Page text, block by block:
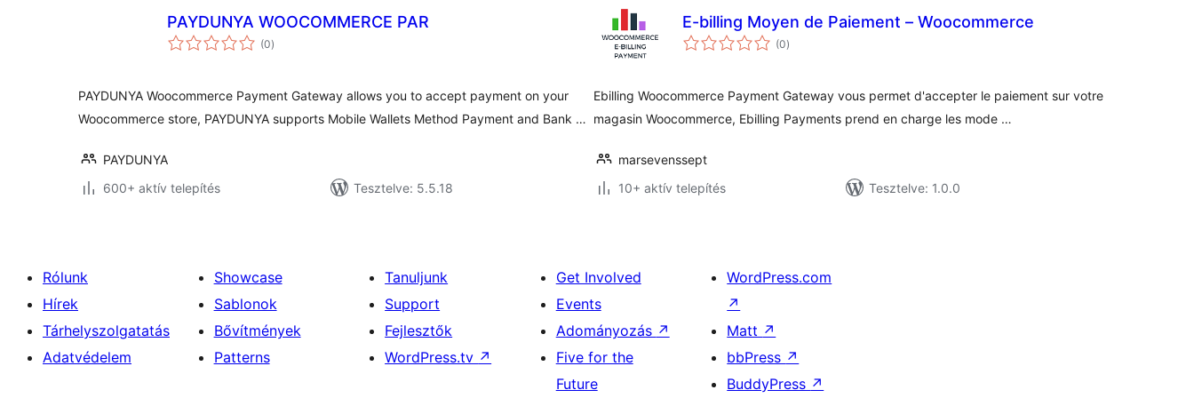
PAYDUNYA WOOCOMMERCE PAR
(0értékelés
összesen
)
PAYDUNYA Woocommerce Payment Gateway allows you to accept payment on your
Woocommerce store, PAYDUNYA supports Mobile Wallets Method Payment and Bank …
PAYDUNYA
600+ aktív telepítés
Tesztelve: 5.5.18
E-billing Moyen de Paiement – Woocommerce
(0értékelés
összesen
)
Ebilling Woocommerce Payment Gateway vous permet d'accepter le paiement sur votre
magasin Woocommerce, Ebilling Payments prend en charge les mode …
marsevenssept
10+ aktív telepítés
Tesztelve: 1.0.0
Rólunk
Hírek
Tárhelyszolgatatás
Adatvédelem
Showcase
Sablonok
Bővítmények
Patterns
Tanuljunk
Support
Fejlesztők
WordPress.tv ↗
Get Involved
Events
Adományozás ↗
Five for the
Future
WordPress.com
↗
Matt ↗
bbPress ↗
BuddyPress ↗